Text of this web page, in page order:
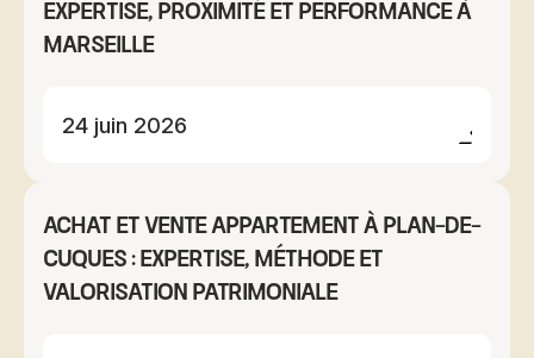
expertise, proximité et performance à
Marseille
24 juin 2026
Achat et vente appartement à Plan-de-
Cuques : expertise, méthode et
valorisation patrimoniale